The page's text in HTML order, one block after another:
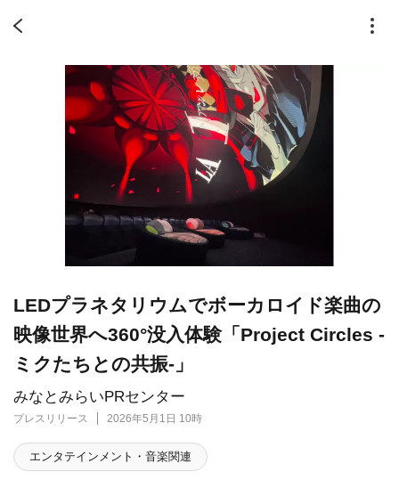
みなとみらいPRセンター
プレスリリース 2026年5月1日 10時
LEDプラネタリウムでボーカロイド楽曲の
映像世界へ360°没入体験「Project Circles -
ミクたちとの共振-」
エンタテインメント・音楽関連